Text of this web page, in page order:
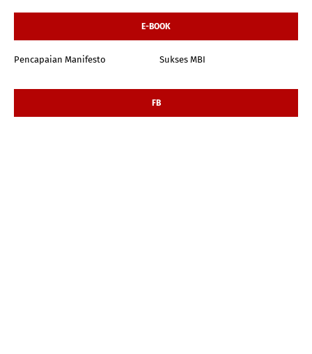
E-BOOK
Pencapaian Manifesto Sukses MBI
FB